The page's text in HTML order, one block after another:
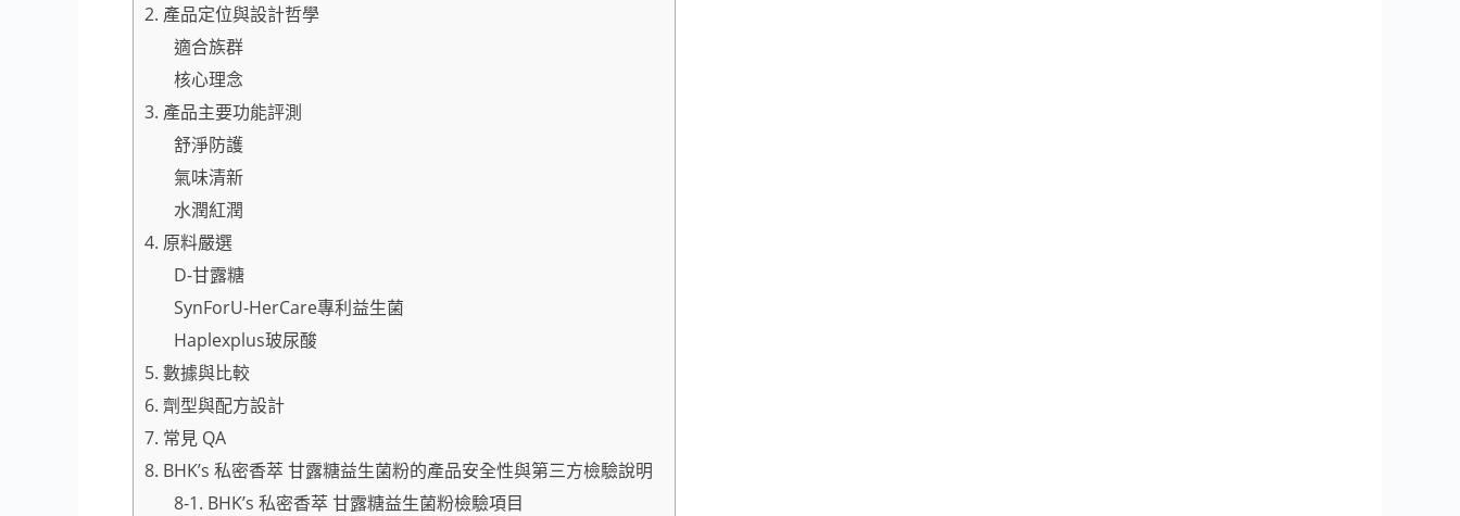
2. 產品定位與設計哲學
適合族群
核心理念
3. 產品主要功能評測
舒淨防護
氣味清新
水潤紅潤
4. 原料嚴選
D-甘露糖
SynForU-HerCare專利益生菌
Haplexplus玻尿酸
5. 數據與比較
6. 劑型與配方設計
7. 常見 QA
8. BHK’s 私密香萃 甘露糖益生菌粉的產品安全性與第三方檢驗說明
8-1. BHK’s 私密香萃 甘露糖益生菌粉檢驗項目